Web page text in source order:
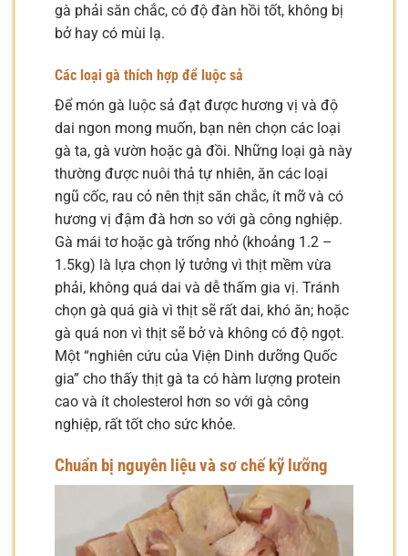
gà phải săn chắc, có độ đàn hồi tốt, không bị
bở hay có mùi lạ.
Các loại gà thích hợp để luộc sả
Để món gà luộc sả đạt được hương vị và độ
dai ngon mong muốn, bạn nên chọn các loại
gà ta, gà vườn hoặc gà đồi. Những loại gà này
thường được nuôi thả tự nhiên, ăn các loại
ngũ cốc, rau cỏ nên thịt săn chắc, ít mỡ và có
hương vị đậm đà hơn so với gà công nghiệp.
Gà mái tơ hoặc gà trống nhỏ (khoảng 1.2 –
1.5kg) là lựa chọn lý tưởng vì thịt mềm vừa
phải, không quá dai và dễ thấm gia vị. Tránh
chọn gà quá già vì thịt sẽ rất dai, khó ăn; hoặc
gà quá non vì thịt sẽ bở và không có độ ngọt.
Một “nghiên cứu của Viện Dinh dưỡng Quốc
gia” cho thấy thịt gà ta có hàm lượng protein
cao và ít cholesterol hơn so với gà công
nghiệp, rất tốt cho sức khỏe.
Chuẩn bị nguyên liệu và sơ chế kỹ lưỡng